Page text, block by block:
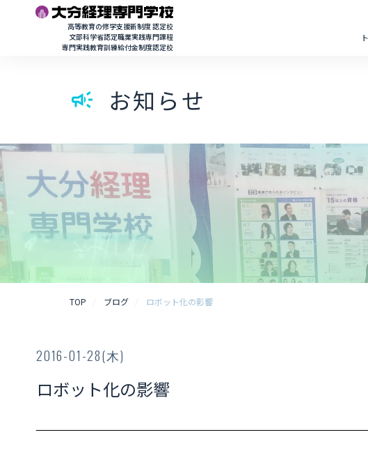
高等教育の修学支援新制度 認定校
文部科学省認定職業実践専門課程
専門実践教育訓練給付金制度認定校
campaign お知らせ
TOP ブログ ロボット化の影響
2016-01-28(木)
ロボット化の影響